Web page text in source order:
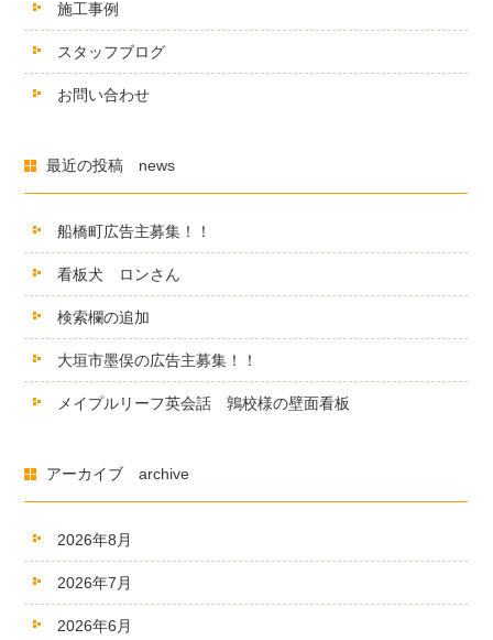
施工事例
スタッフブログ
お問い合わせ
最近の投稿 news
船橋町広告主募集！！
看板犬 ロンさん
検索欄の追加
大垣市墨俣の広告主募集！！
メイプルリーフ英会話 鶉校様の壁面看板
アーカイブ archive
2026年8月
2026年7月
2026年6月